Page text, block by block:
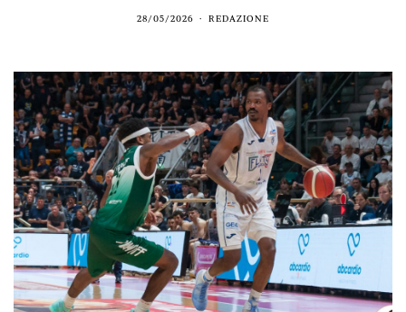
28/05/2026 REDAZIONE